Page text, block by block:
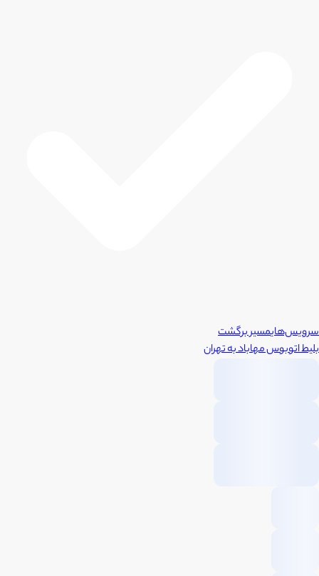
سرویس‌هایمسیر برگشت
بلیط اتوبوسمهابادبهتهران